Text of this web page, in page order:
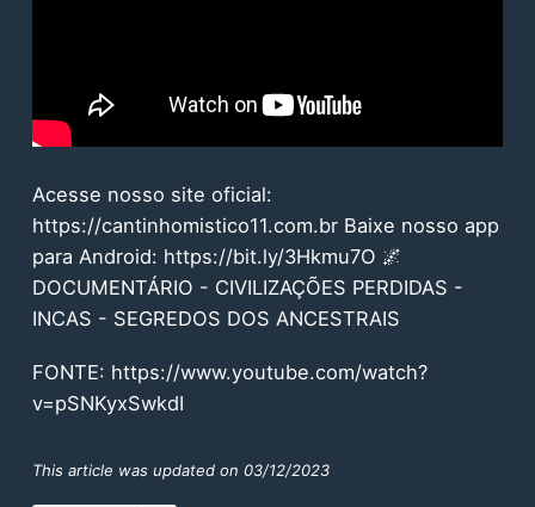
Acesse nosso site oficial:
https://cantinhomistico11.com.br Baixe nosso app
para Android: https://bit.ly/3Hkmu7O 🌌
DOCUMENTÁRIO - CIVILIZAÇÕES PERDIDAS -
INCAS - SEGREDOS DOS ANCESTRAIS
FONTE: https://www.youtube.com/watch?
v=pSNKyxSwkdI
This article was updated on 03/12/2023